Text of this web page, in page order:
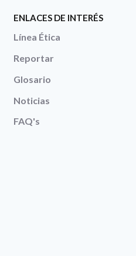
ENLACES DE INTERÉS
Línea Ética
Reportar
Glosario
Noticias
FAQ's